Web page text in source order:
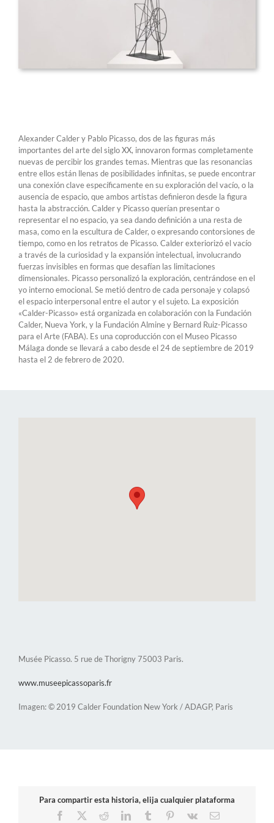
Alexander Calder y Pablo Picasso, dos de las figuras más
importantes del arte del siglo XX, innovaron formas completamente
nuevas de percibir los grandes temas. Mientras que las resonancias
entre ellos están llenas de posibilidades infinitas, se puede encontrar
una conexión clave específicamente en su exploración del vacío, o la
ausencia de espacio, que ambos artistas definieron desde la figura
hasta la abstracción. Calder y Picasso querían presentar o
representar el no espacio, ya sea dando definición a una resta de
masa, como en la escultura de Calder, o expresando contorsiones de
tiempo, como en los retratos de Picasso. Calder exteriorizó el vacío
a través de la curiosidad y la expansión intelectual, involucrando
fuerzas invisibles en formas que desafían las limitaciones
dimensionales. Picasso personalizó la exploración, centrándose en el
yo interno emocional. Se metió dentro de cada personaje y colapsó
el espacio interpersonal entre el autor y el sujeto. La exposición
«Calder-Picasso» está organizada en colaboración con la Fundación
Calder, Nueva York, y la Fundación Almine y Bernard Ruiz-Picasso
para el Arte (FABA). Es una coproducción con el Museo Picasso
Málaga donde se llevará a cabo desde el 24 de septiembre de 2019
hasta el 2 de febrero de 2020.
Musée Picasso. 5 rue de Thorigny 75003 Paris.
www.museepicassoparis.fr
Imagen: © 2019 Calder Foundation New York / ADAGP, Paris
Para compartir esta historia, elija cualquier plataforma
Facebook
RedditLinkedInTumblr Pinterest
Vk
Correo